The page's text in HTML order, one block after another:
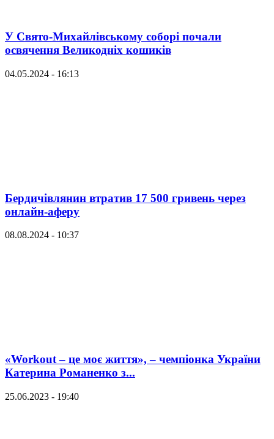
У Свято-Михайлівському соборі почали
освячення Великодніх кошиків
04.05.2024 - 16:13
Бердичівлянин втратив 17 500 гривень через
онлайн-аферу
08.08.2024 - 10:37
«Workout – це моє життя», – чемпіонка України
Катерина Романенко з...
25.06.2023 - 19:40